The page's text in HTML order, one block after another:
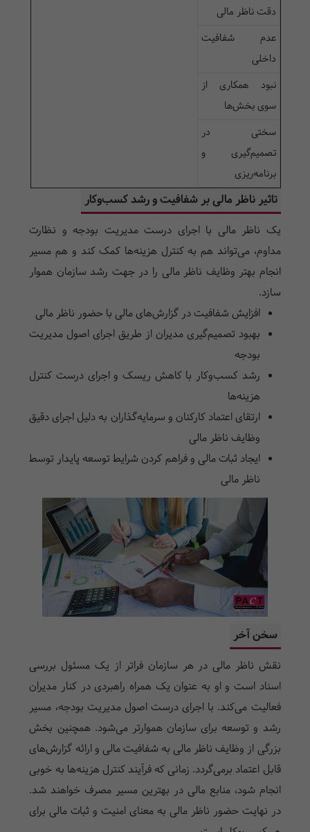
دقت ناظر مالی
عدم شفافیت
داخلی
نبود همکاری از
سوی بخش‌ها
سختی در
تصمیم‌گیری و
برنامه‌ریزی
تاثیر ناظر مالی بر شفافیت و رشد کسب‌وکار
یک ناظر مالی با اجرای درست مدیریت بودجه و نظارت
مداوم، می‌تواند هم به کنترل هزینه‌ها کمک کند و هم مسیر
انجام بهتر وظایف ناظر مالی را در جهت رشد سازمان هموار
سازد.
افزایش شفافیت در گزارش‌های مالی با حضور ناظر مالی
بهبود تصمیم‌گیری مدیران از طریق اجرای اصول مدیریت
بودجه
رشد کسب‌وکار با کاهش ریسک و اجرای درست کنترل
هزینه‌ها
ارتقای اعتماد کارکنان و سرمایه‌گذاران به دلیل اجرای دقیق
وظایف ناظر مالی
ایجاد ثبات مالی و فراهم کردن شرایط توسعه پایدار توسط
ناظر مالی
سخن آخر
نقش ناظر مالی در هر سازمان فراتر از یک مسئول بررسی
اسناد است و او به عنوان یک همراه راهبردی در کنار مدیران
فعالیت می‌کند. با اجرای درست اصول مدیریت بودجه، مسیر
رشد و توسعه برای سازمان هموارتر می‌شود. همچنین بخش
بزرگی از وظایف ناظر مالی به شفافیت مالی و ارائه گزارش‌های
قابل اعتماد برمی‌گردد. زمانی که فرآیند کنترل هزینه‌ها به خوبی
انجام شود، منابع مالی در بهترین مسیر مصرف خواهند شد.
در نهایت حضور ناظر مالی به معنای امنیت و ثبات مالی برای